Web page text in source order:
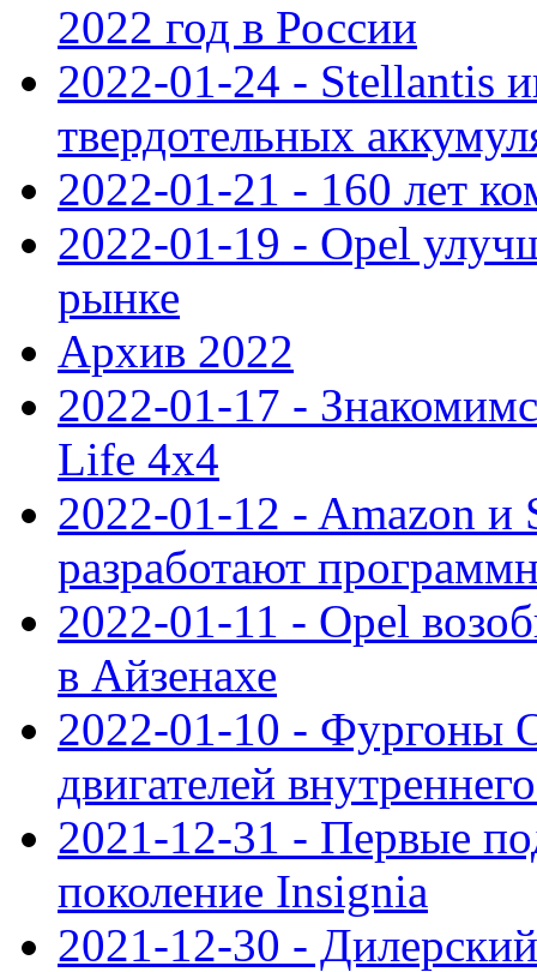
2022 год в России
2022-01-24 - Stellantis
твердотельных
2022-01-21 - 160 лет
2022-01-19 - Opel
рынке
Архив 2022
2022-01-17 -
Life 4x4
2022-01-12 - Amazon и
разработают
2022-01-11 - Opel
в Айзенахе
2022-01-10 - Фургоны
двигателей
2021-12-31 - Первые
поколение Insignia
2021-12-30 -